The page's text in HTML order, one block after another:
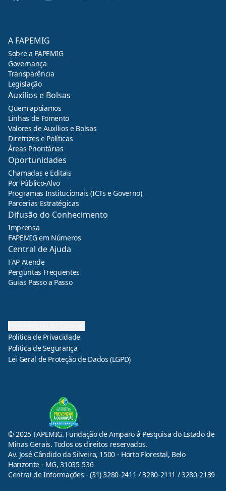
A FAPEMIG
Sobre a FAPEMIG
Governança
Transparência
Legislação
Auxílios e Bolsas
Quem apoiamos
Linhas de Fomento
Valores de Auxílios e Bolsas
Diretrizes e Políticas
Áreas Prioritárias
Oportunidades
Chamadas e Editais
Por Público-Alvo
Programas Institucionais (ICTs e Governo)
Parcerias Estratégicas
Difusão do Conhecimento
Imprensa
FAPEMIG em Números
Central de Ajuda
FAP Atende
Perguntas Frequentes
Guias Passo a Passo
Política de Privacidade
Política de Segurança
Lei Geral de Proteção de Dados (LGPD)
© 2025 FAPEMIG. Fundação de Amparo à Pesquisa do Estado de
Minas Gerais. Todos os direitos reservados.
Av. José Cândido da Silveira, 1500 - Horto Florestal, Belo
Horizonte - MG, 31035-536
Central de Informações - (31) 3280-2411 / 3280-2111 / 3280-2139